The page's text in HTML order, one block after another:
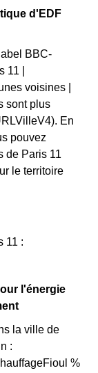
d'EDF
BBC-
|
voisines |
sont plus
En
pouvez
de Paris 11
le territoire
11 :
l'énergie
la ville de
:
%